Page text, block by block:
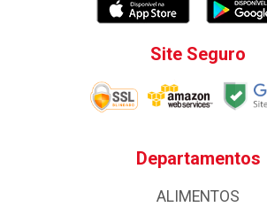
Site Seguro
Departamentos
ALIMENTOS